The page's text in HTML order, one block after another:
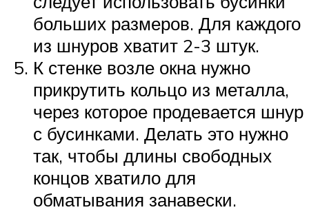
больших размеров. Для каждого
из шнуров хватит 2-3 штук.
К стенке возле окна нужно
прикрутить кольцо из металла,
через которое продевается шнур
с бусинками. Делать это нужно
так, чтобы длины свободных
концов хватило для
обматывания занавески.